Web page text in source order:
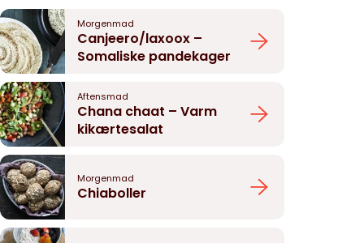
Morgenmad
Canjeero/laxoox –
Somaliske pandekager
Aftensmad
Chana chaat – Varm
kikærtesalat
Morgenmad
Chiaboller